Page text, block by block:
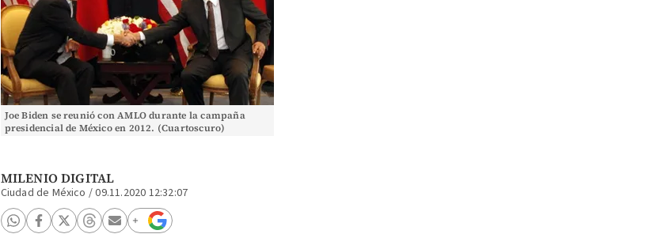
Joe Biden se reunió con AMLO durante la campaña
presidencial de México en 2012. (Cuartoscuro)
MILENIO DIGITAL
Ciudad de México /09.11.2020 12:32:07